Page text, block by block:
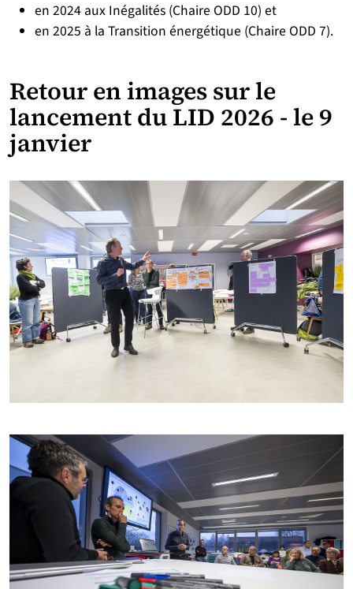
en 2024 aux Inégalités (Chaire ODD 10) et
en 2025 à la Transition énergétique (Chaire ODD 7).
Retour en images sur le
lancement du LID 2026 - le 9
janvier